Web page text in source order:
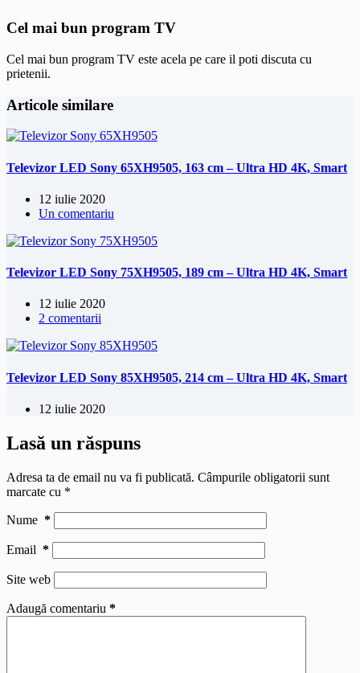
Cel mai bun program TV
Cel mai bun program TV este acela pe care il poti discuta cu
prietenii.
Articole similare
Televizor LED Sony 65XH9505, 163 cm – Ultra HD 4K, Smart
12 iulie 2020
Un comentariu
Televizor LED Sony 75XH9505, 189 cm – Ultra HD 4K, Smart
12 iulie 2020
2 comentarii
Televizor LED Sony 85XH9505, 214 cm – Ultra HD 4K, Smart
12 iulie 2020
Lasă un răspuns
Adresa ta de email nu va fi publicată. Câmpurile obligatorii sunt
marcate cu *
Nume *
Email *
Site web
Adaugă comentariu *